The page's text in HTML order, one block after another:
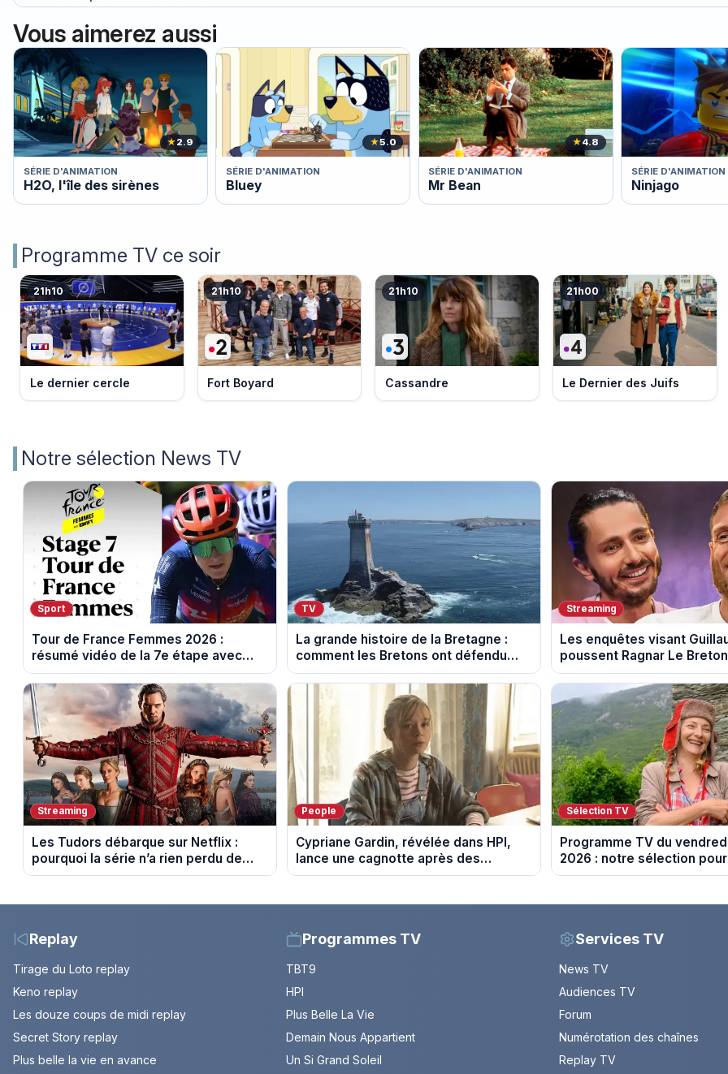
Vous aimerez aussi
★2.9
SÉRIE D'ANIMATION
H2O, l'île des sirènes
★5.0
SÉRIE D'ANIMATION
Bluey
★4.8
SÉRIE D'ANIMATION
Mr Bean
SÉRIE D'ANIMATION
Ninjago
Programme TV ce soir
21h10
Le dernier cercle
21h10
Fort Boyard
21h10
Cassandre
21h00
Le Dernier des Juifs
Notre sélection News TV
Sport
Tour de France Femmes 2026 :
résumé vidéo de la 7e étape avec
l'ascension du Mont Ventoux
TV
La grande histoire de la Bretagne :
comment les Bretons ont défendu
leur culture au fil des décennies
Streaming
Les enquêtes visant
poussent Ragnar Le
la tournée Legend
Streaming
Les Tudors débarque sur Netflix :
pourquoi la série n’a rien perdu de
son pouvoir
People
Cypriane Gardin, révélée dans HPI,
lance une cagnotte après des
difficultés financières
Sélection TV
Programme TV du
2026 : notre sélection
soirée télé
Replay
Tirage du Loto replay
Keno replay
Les douze coups de midi replay
Secret Story replay
Plus belle la vie en avance
Programmes TV
TBT9
HPI
Plus Belle La Vie
Demain Nous Appartient
Un Si Grand Soleil
Services TV
News TV
Audiences TV
Forum
Numérotation des chaînes
Replay TV